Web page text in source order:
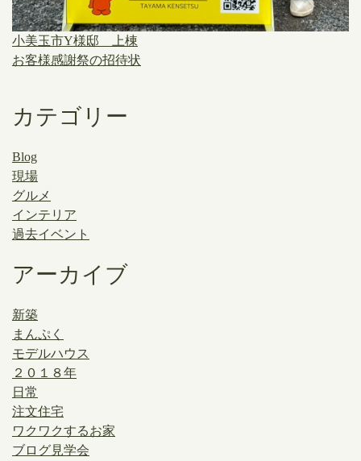
小美玉市Y様邸 上棟
お客様感謝祭の招待状
カテゴリー
Blog
現場
グルメ
インテリア
過去イベント
アーカイブ
新築
まんぷく
モデルハウス
２０１８年
日常
注文住宅
ワクワクするお家
ブログ見学会